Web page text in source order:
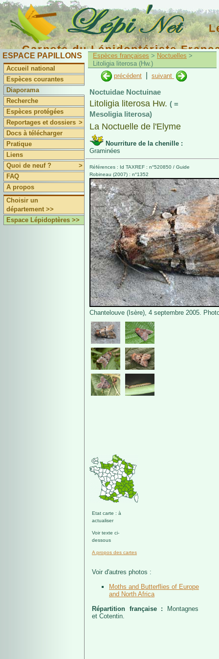
Carnets du Lépidoptériste
ESPACE PAPILLONS
Accueil national
Espèces courantes
Diaporama
Recherche
Espèces protégées
Reportages et dossiers >
Docs à télécharger
Pratique
Liens
Quoi de neuf ?
>
FAQ
A propos
Choisir un
département >>
Espace Lépidoptères >>
Espèces françaises > Noctuelles >
Litoligia literosa (Hw.)
précédent
suivant
Noctuidae Noctuinae
Litoligia literosa Hw. ( =
Mesoligia literosa)
La Noctuelle de l'Elyme
Nourriture de la chenille :
Graminées
Références : Id TAXREF : n°520850 / Guide
Robineau (2007) : n°1352
Chantelouve (Isère), 4 septembre 2005.
Etat carte : à
actualiser
Voir texte ci-
dessous
A propos des cartes
Voir d'autres photos :
Moths and Butterflies of Europe
and North Africa
Répartition française :
Montagnes
et Cotentin.